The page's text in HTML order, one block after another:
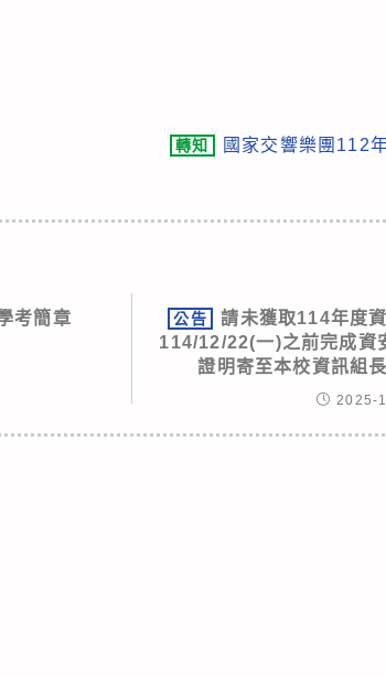
轉知
國家交響樂團112
考簡章 公告
請未獲取114年度
114/12/22(一)之前完成資
證明寄至本校資訊組
2025-